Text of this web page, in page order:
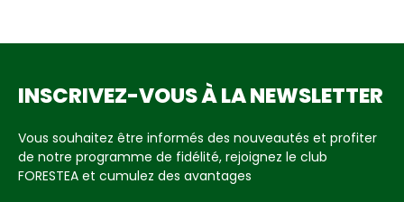
INSCRIVEZ-VOUS À LA NEWSLETTER
Vous souhaitez être informés des nouveautés et profiter
de notre programme de fidélité, rejoignez le club
FORESTEA et cumulez des avantages